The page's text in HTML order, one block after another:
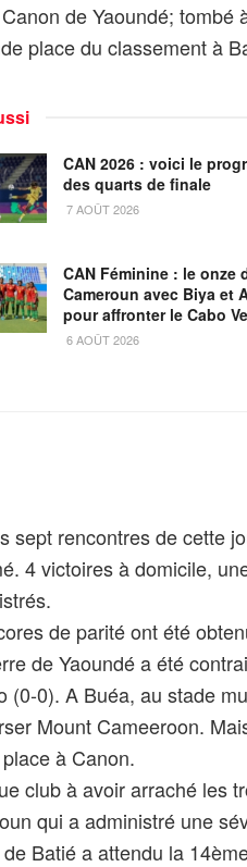
de Yaoundé;
place du classement à
CAN 2026 : voici le
des quarts de finale
7 AOÛT 2026
CAN Féminine : le onze
Cameroun avec Biya et
pour affronter le Cabo
6 AOÛT 2026
sept rencontres de cette
4 victoires à domicile,
de parité ont été
de Yaoundé a été
(0-0). A Buéa, au stade
Mount Cameeroon.
à Canon.
club à avoir arraché les
qui a administré une
Batié a attendu la